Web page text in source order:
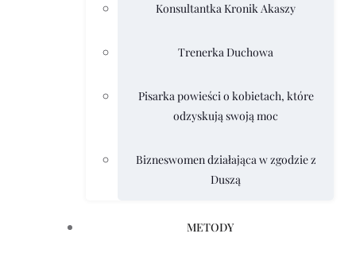
Konsultantka Kronik Akaszy
Trenerka Duchowa
Pisarka powieści o kobietach, które
odzyskują swoją moc
Bizneswomen działająca w zgodzie z
Duszą
METODY